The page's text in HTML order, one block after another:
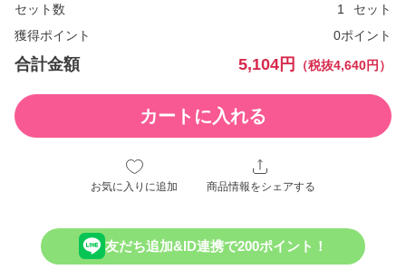
セット数
セット
獲得ポイント
0ポイント
合計金額 5,104円 （税抜4,640円）
カートに入れる
お気に入りに追加 商品情報をシェアする
友だち追加&ID連携で200ポイント！